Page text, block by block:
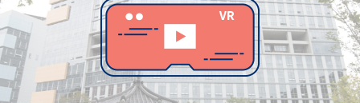
사진 아카이브 문서 기록물 행정박물 영상 기록물
50 주년 기념
성과 50선 숫자로 보는 50년 50 +1주년 광장